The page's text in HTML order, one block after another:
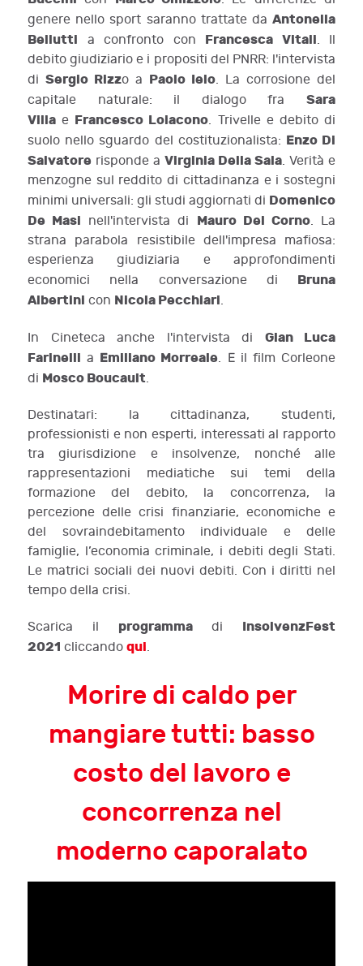
genere nello sport saranno trattate da Antonella
Bellutti a confronto con Francesca Vitali. Il
debito giudiziario e i propositi del PNRR: l'intervista
di Sergio Rizzo a Paolo Ielo. La corrosione del
capitale naturale: il dialogo fra Sara
Villa e Francesco Loiacono. Trivelle e debito di
suolo nello sguardo del costituzionalista: Enzo Di
Salvatore risponde a Virginia Della Sala. Verità e
menzogne sul reddito di cittadinanza e i sostegni
minimi universali: gli studi aggiornati di Domenico
De Masi nell'intervista di Mauro Del Corno. La
strana parabola resistibile dell'impresa mafiosa:
esperienza giudiziaria e approfondimenti
economici nella conversazione di Bruna
Albertini con Nicola Pecchiari.
In Cineteca anche l'intervista di Gian Luca
Farinelli a Emiliano Morreale. E il film Corleone
di Mosco Boucault.
Destinatari: la cittadinanza, studenti,
professionisti e non esperti, interessati al rapporto
tra giurisdizione e insolvenze, nonché alle
rappresentazioni mediatiche sui temi della
formazione del debito, la concorrenza, la
percezione delle crisi finanziarie, economiche e
del sovraindebitamento individuale e delle
famiglie, l’economia criminale, i debiti degli Stati.
Le matrici sociali dei nuovi debiti. Con i diritti nel
tempo della crisi.
Scarica il programma di InsolvenzFest
2021 cliccando qui.
Morire di caldo per
mangiare tutti: basso
costo del lavoro e
concorrenza nel
moderno caporalato